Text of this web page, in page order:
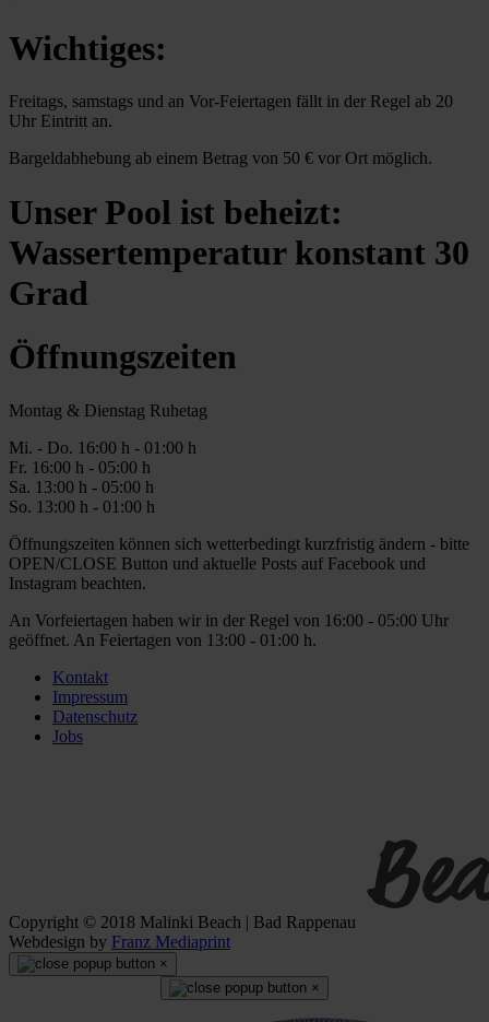
Wichtiges:
Freitags, samstags und an Vor-Feiertagen fällt in der Regel ab 20
Uhr Eintritt an.
Bargeldabhebung ab einem Betrag von 50 € vor Ort möglich.
Unser Pool ist beheizt:
Wassertemperatur konstant 30
Grad
Öffnungszeiten
Montag & Dienstag Ruhetag
Mi. - Do. 16:00 h - 01 :00 h
Fr. 1 6:00 h - 05:00 h
Sa. 1 3:00 h - 05:00 h
So. 13:00 h - 01:00 h
Öffnungszeiten können sich wetterbedingt kurzfristig ändern - bitte
OPEN/CLOSE Button und aktuelle Posts auf Facebook und
Instagram beachten.
An Vorfeiertagen haben wir in der Regel von 16:00 - 05:00 Uhr
geöffnet. An Feiertagen von 13:00 - 01:00 h.
Kontakt
Impressum
Datenschutz
Jobs
Copyright © 2018 Malinki Beach | Bad Rappenau
Webdesign by Franz Mediaprint
×
×